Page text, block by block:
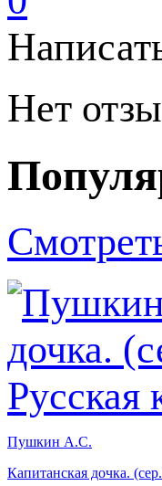
Нет
Пушкин А.С.
Капитанская дочка.